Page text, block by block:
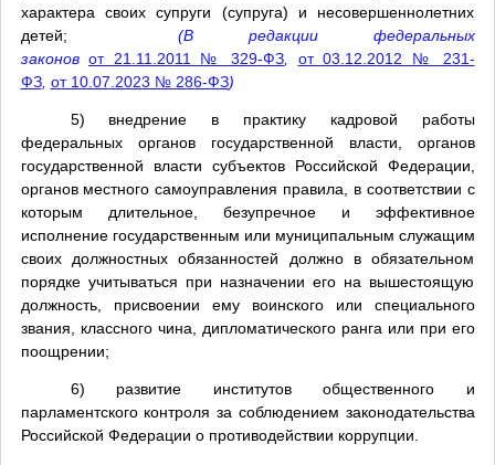
характера своих супруги (супруга) и несовершеннолетних
детей;
(В редакции федеральных
законов от 21.11.2011 № 329-ФЗ, от 03.12.2012 № 231-
ФЗ, от 10.07.2023 № 286-ФЗ)
5) внедрение в практику кадровой работы
федеральных органов государственной власти, органов
государственной власти субъектов Российской Федерации,
органов местного самоуправления правила, в соответствии с
которым длительное, безупречное и эффективное
исполнение государственным или муниципальным служащим
своих должностных обязанностей должно в обязательном
порядке учитываться при назначении его на вышестоящую
должность, присвоении ему воинского или специального
звания, классного чина, дипломатического ранга или при его
поощрении;
6) развитие институтов общественного и
парламентского контроля за соблюдением законодательства
Российской Федерации о противодействии коррупции.